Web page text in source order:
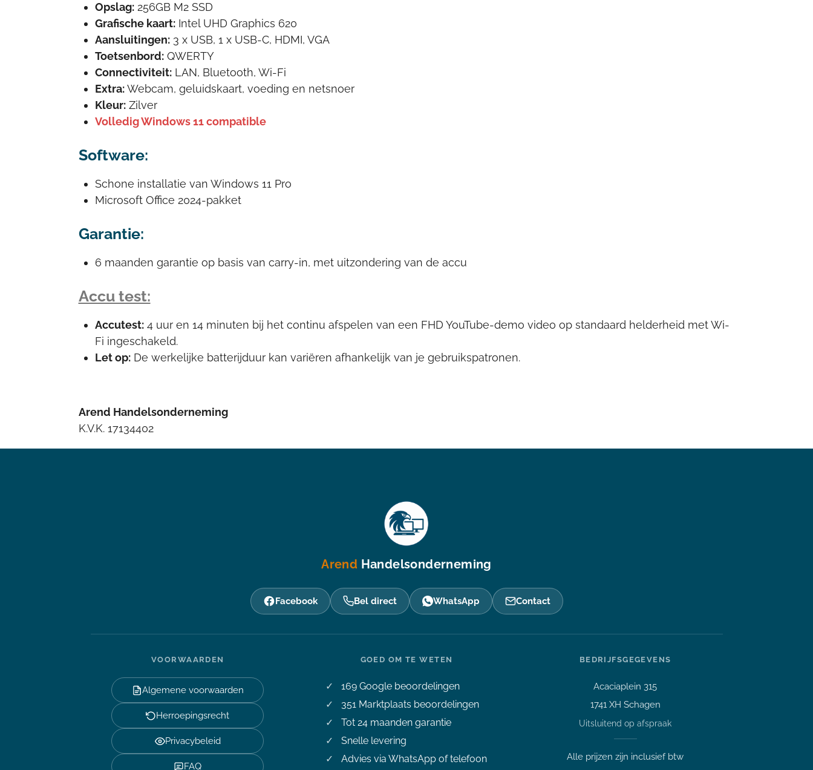
Opslag:256GB M2 SSD
Grafische kaart:Intel UHD Graphics 620
Aansluitingen:3 x USB, 1 x USB-C, HDMI, VGA
Toetsenbord:QWERTY
Connectiviteit:LAN, Bluetooth, Wi-Fi
Extra:Webcam, geluidskaart, voeding en netsnoer
Kleur:Zilver
Volledig Windows 11 compatible
Software:
Schone installatie van Windows 11 Pro
Microsoft Office 2024-pakket
Garantie:
6 maanden garantie op basis van carry-in, met uitzondering van de accu
Accu test:
Accutest:4 uur en 14 minuten bij het continu afspelen van een FHD YouTube-demo video op standaard helderheid met Wi-
Fi ingeschakeld.
Let op:De werkelijke batterijduur kan variëren afhankelijk van je gebruikspatronen.
Arend Handelsonderneming
K.V.K. 17134402
Arend Handelsonderneming
Facebook Bel direct WhatsApp Contact
VOORWAARDEN
Algemene voorwaarden
Herroepingsrecht
Privacybeleid
FAQ
GOED OM TE WETEN
169 Google beoordelingen
351 Marktplaats beoordelingen
Tot 24 maanden garantie
Snelle levering
Advies via WhatsApp of telefoon
BEDRIJFSGEGEVENS
Acaciaplein 315
1741 XH Schagen
Uitsluitend op afspraak
Alle prijzen zijn inclusief btw
product
Welk apparaat past bij mij?
Afhalen of bezichtigen